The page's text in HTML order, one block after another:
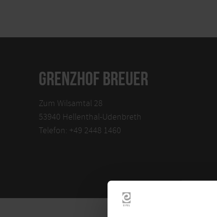
GRENZHOF BREUER
Zum Wilsamtal 28
53940 Hellenthal-Udenbreth
Telefon: +49 2448 1460